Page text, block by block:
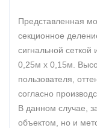
Представленная
секционное
сигнальной
0,25м х 0,15м.
пользователя,
согласно
В данном случае,
объектом, но и